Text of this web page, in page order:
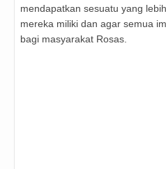
mendapatkan sesuatu yang
mereka miliki dan agar semua
bagi masyarakat Rosas.